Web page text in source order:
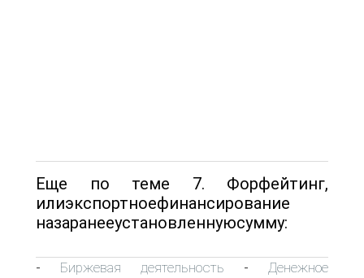
Еще по теме 7. Форфейтинг,
илиэкспортноефинансирование
назаранееустановленнуюсумму:
- Биржевая деятельность - Денежное